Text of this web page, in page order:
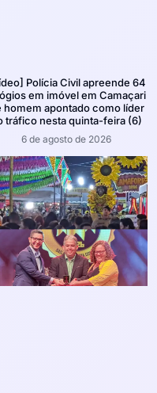
Polícia Civil apreende 64
em imóvel em Camaçari
homem apontado como líder
tráfico nesta quinta-feira (6)
6 de agosto de 2026